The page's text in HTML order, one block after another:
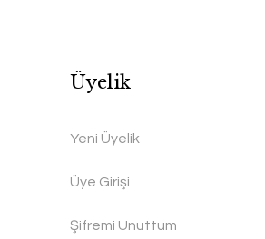
Üyelik
Yeni Üyelik
Üye Girişi
Şifremi Unuttum